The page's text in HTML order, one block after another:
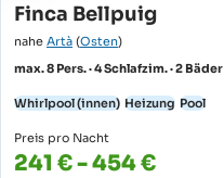
Finca Bellpuig
nahe Artà (Osten)
max. 8 Pers. · 4 Schlafzim. · 2 Bäder
Whirlpool (innen) Heizung Pool
Preis pro Nacht
241 € - 454 €